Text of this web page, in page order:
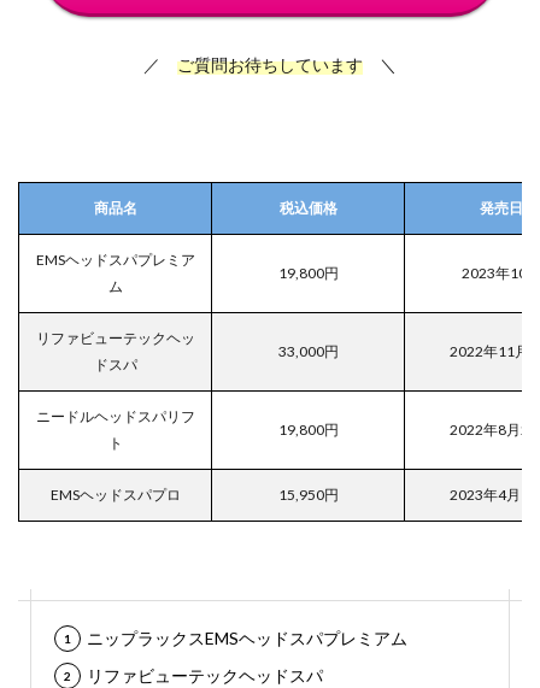
／ ご質問お待ちしています ＼
商品名 税込価格 発売日
EMSヘッドスパプレミア
ム
19,800円 2023年10月
リファビューテックヘッ
ドスパ
33,000円 2022年11月1
ニードルヘッドスパリフ
ト
19,800円 2022年8月22
EMSヘッドスパプロ 15,950円 2023年4月11
ニップラックスEMSヘッドスパプレミアム
リファビューテックヘッドスパ